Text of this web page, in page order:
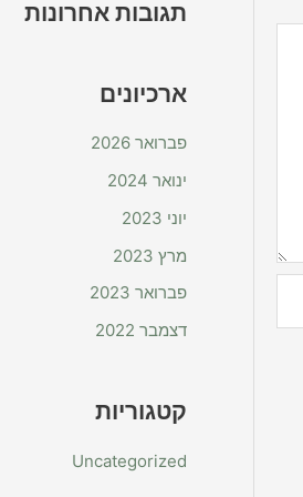
תגובות אחרונות
ארכיונים
פברואר 2026
ינואר 2024
יוני 2023
מרץ 2023
פברואר 2023
דצמבר 2022
קטגוריות
Uncategorized